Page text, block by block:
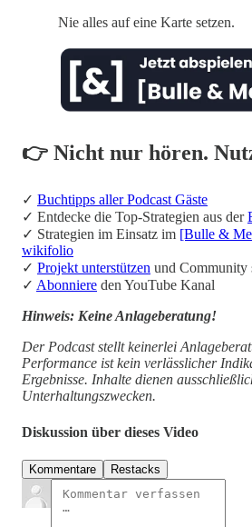
Nie alles auf eine Karte setzen.
👉 Nicht nur hören.
✓ Buchtipps aller Podcast Gäste
✓ Entdecke die Top-Strategien aus der
✓ Strategien im Einsatz im [Bulle &
wikifolio
✓ Projekt unterstützen und Community
✓ Abonniere den YouTube Kanal
Hinweis: Keine Anlageberatung!
Der Podcast stellt keinerlei
Performance ist kein verlässlicher
Ergebnisse. Inhalte dienen
Unterhaltungszwecken.
Diskussion über dieses Video
Kommentare Restacks